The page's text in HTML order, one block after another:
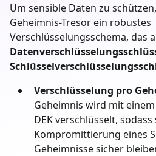
Um sensible Daten zu
Geheimnis-Tresor ein robustes
Verschlüsselungsschema, das
Verschlüsselung pro
Geheimnis wird mit
DEK verschlüsselt,
Kompromittierung eines
Geheimnisse sicher